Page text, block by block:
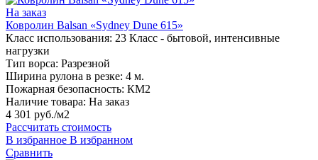
На заказ
Ковролин Balsan «Sydney Dune 615»
Класс использования: 23 Класс - бытовой, интенсивные
нагрузки
Тип ворса: Разрезной
Ширина рулона в резке: 4 м.
Пожарная безопасность: КМ2
Наличие товара: На заказ
4 301 руб./м2
Рассчитать стоимость
В избранное В избранном
Сравнить